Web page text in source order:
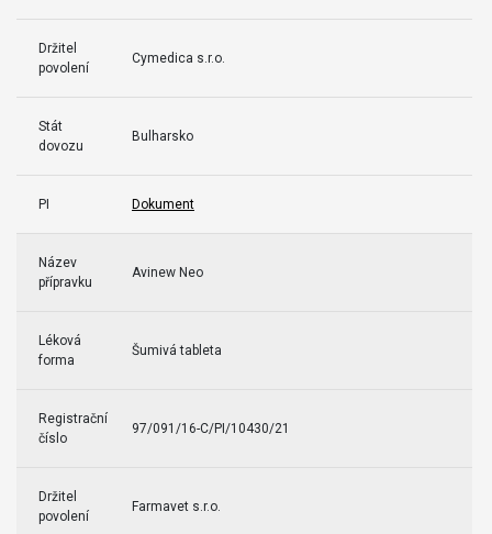
Držitel
povolení
Cymedica s.r.o.
Stát
dovozu
Bulharsko
PI Dokument
Název
přípravku
Avinew Neo
Léková
forma
Šumivá tableta
Registrační
číslo
97/091/16-C/PI/10430/21
Držitel
povolení
Farmavet s.r.o.